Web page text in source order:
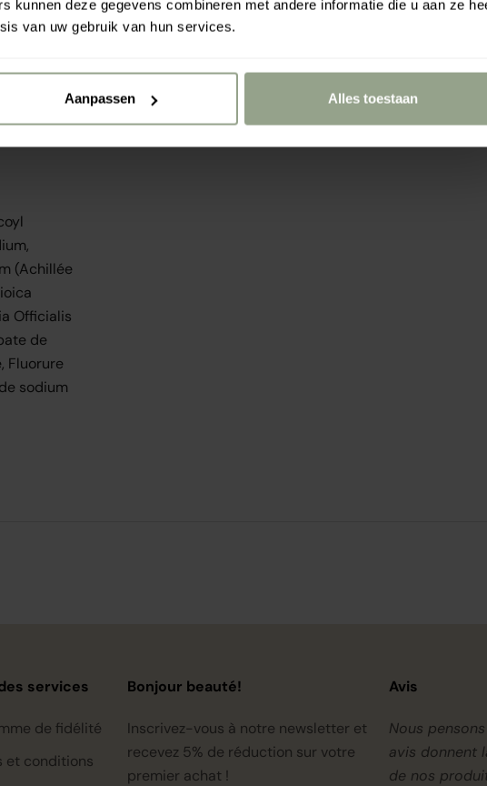
kunnen deze gegevens combineren met andere informatie die u aan ze
van uw gebruik van hun services.
Aanpassen Alles toestaan
de
utilisez
à
(Achillée
Officialis
de
Fluorure
sodium
services
de fidélité
et conditions
Bonjour beauté!
Inscrivez-vous à notre newsletter et
recevez 5% de réduction sur votre
premier achat !
Avis
Nous
avis donnent
de nos